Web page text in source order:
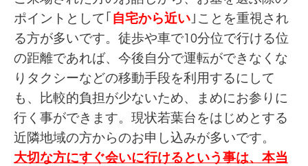
ポイントとして｢ 自宅から近い ｣ことを重視され
る方が多いです。徒歩や車で10分位で行ける位
の距離であれば、今後自分で運転ができなくな
りタクシーなどの移動手段を利用するにして
も、比較的負担が少ないため、まめにお参りに
行く事ができます。現状若葉台をはじめとする
近隣地域の方からのお申し込みが多いです。
大切な方にすぐ会いに行けるという事は、本当